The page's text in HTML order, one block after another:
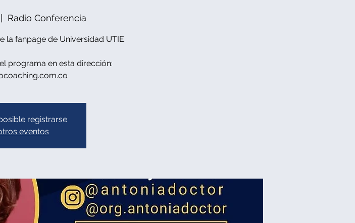
Radio Conferencia
la fanpage de Universidad UTIE.
programa en esta dirección:
registrarse
eventos